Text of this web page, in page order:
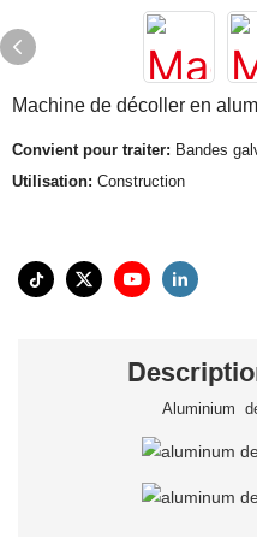
Machine de décoller en
Convient pour traiter: Bandes
Utilisation: Construction
Aluminium